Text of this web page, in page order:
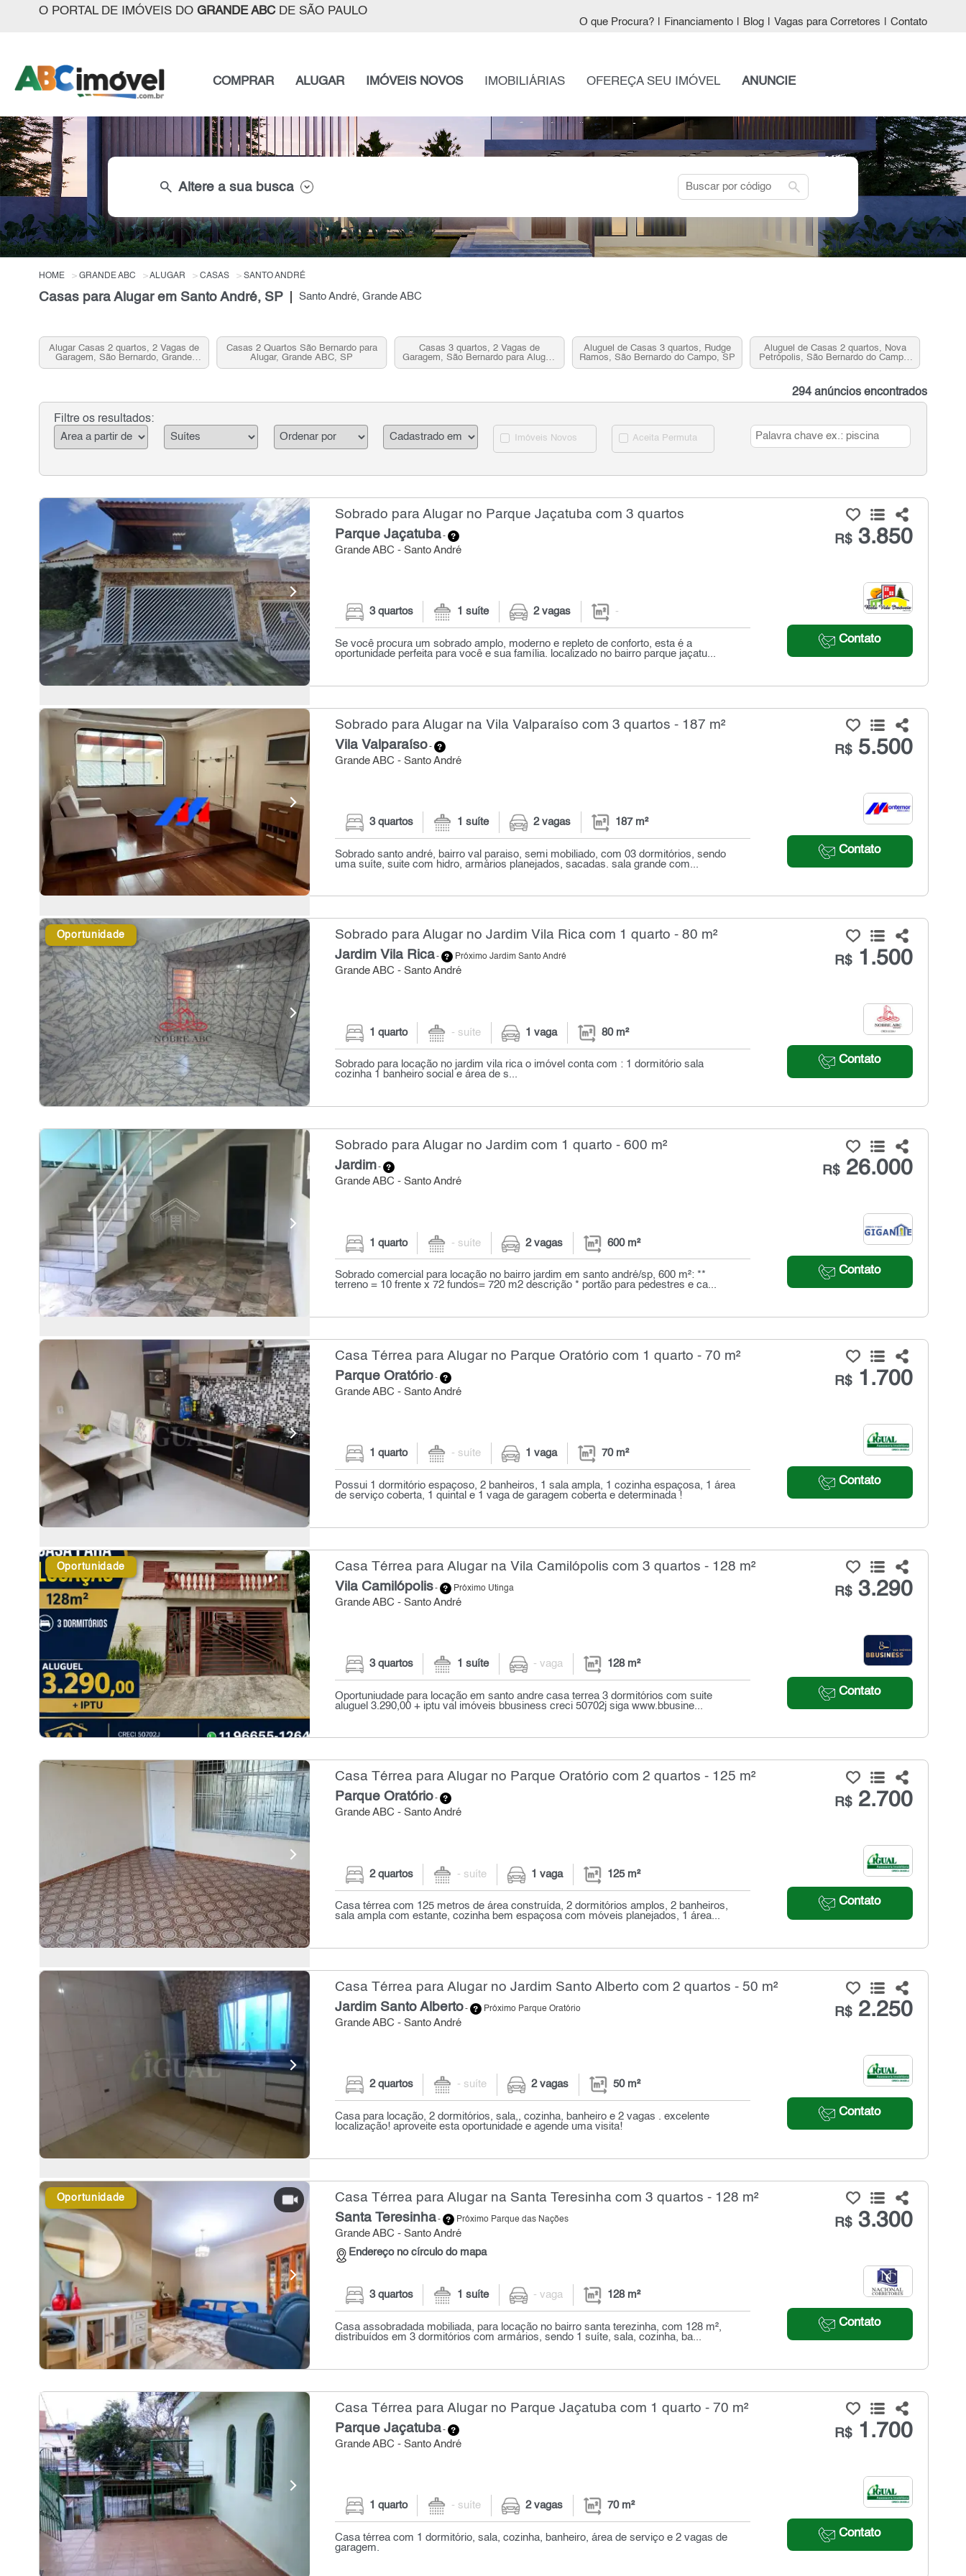
O PORTAL DE IMÓVEIS DO GRANDE ABCDE SÃO PAULO
O que Procura? Financiamento Blog Vagas para Corretores Contato
COMPRAR ALUGAR IMÓVEIS NOVOS IMOBILIÁRIAS OFEREÇA SEU IMÓVEL ANUNCIE
search Altere a sua busca search
HOME GRANDE ABC ALUGAR CASAS SANTO ANDRÉ
Casas para Alugar em Santo André, SP Santo André, Grande ABC
Alugar Casas 2 quartos, 2 Vagas de
Garagem, São Bernardo, Grande
ABC, SP
Casas 2 Quartos São Bernardo para
Alugar, Grande ABC, SP
Casas 3 quartos, 2 Vagas de
Garagem, São Bernardo para Alugar,
Grande ABC, SP
Aluguel de Casas 3 quartos, Rudge
Ramos, São Bernardo do Campo, SP
Aluguel de Casas 2 quartos, Nova
Petrópolis, São Bernardo do Campo,
SP
294 anúncios encontrados
Filtre os resultados:
Imóveis Novos Aceita Permuta
Sobrado para Alugar no Parque Jaçatuba com 3 quartos
Parque Jaçatuba-
Grande ABC - Santo André
R$3.850
Contato
3 quartos 1 suíte 2 vagas -
Se você procura um sobrado amplo, moderno e repleto de conforto, esta é a
oportunidade perfeita para você e sua família. localizado no bairro parque jaçatu...
Sobrado para Alugar na Vila Valparaíso com 3 quartos - 187 m²
Vila Valparaíso-
Grande ABC - Santo André
R$5.500
Contato
3 quartos 1 suíte 2 vagas 187 m²
Sobrado santo andré, bairro val paraiso, semi mobiliado, com 03 dormitórios, sendo
uma suíte, suite com hidro, armários planejados, sacadas. sala grande com...
Oportunidade Sobrado para Alugar no Jardim Vila Rica com 1 quarto - 80 m²
Jardim Vila Rica- Próximo Jardim Santo André
Grande ABC - Santo André
R$1.500
Contato
1 quarto - suíte 1 vaga 80 m²
Sobrado para locação no jardim vila rica o imóvel conta com : 1 dormitório sala
cozinha 1 banheiro social e área de s...
Sobrado para Alugar no Jardim com 1 quarto - 600 m²
Jardim-
Grande ABC - Santo André
R$26.000
Contato
1 quarto - suíte 2 vagas 600 m²
Sobrado comercial para locação no bairro jardim em santo andré/sp, 600 m²: **
terreno = 10 frente x 72 fundos= 720 m2 descrição * portão para pedestres e ca...
Casa Térrea para Alugar no Parque Oratório com 1 quarto - 70 m²
Parque Oratório-
Grande ABC - Santo André
R$1.700
Contato
1 quarto - suíte 1 vaga 70 m²
Possui 1 dormitório espaçoso, 2 banheiros, 1 sala ampla, 1 cozinha espaçosa, 1 área
de serviço coberta, 1 quintal e 1 vaga de garagem coberta e determinada !
Oportunidade Casa Térrea para Alugar na Vila Camilópolis com 3 quartos - 128 m²
Vila Camilópolis- Próximo Utinga
Grande ABC - Santo André
R$3.290
Contato
3 quartos 1 suíte - vaga 128 m²
Oportuniudade para locação em santo andre casa terrea 3 dormitórios com suite
aluguel 3.290,00 + iptu val imóveis bbusiness creci 50702j siga www.bbusine...
Casa Térrea para Alugar no Parque Oratório com 2 quartos - 125 m²
Parque Oratório-
Grande ABC - Santo André
R$2.700
Contato
2 quartos - suíte 1 vaga 125 m²
Casa térrea com 125 metros de área construída, 2 dormitórios amplos, 2 banheiros,
sala ampla com estante, cozinha bem espaçosa com móveis planejados, 1 área...
Casa Térrea para Alugar no Jardim Santo Alberto com 2 quartos - 50 m²
Jardim Santo Alberto- Próximo Parque Oratório
Grande ABC - Santo André
R$2.250
Contato
2 quartos - suíte 2 vagas 50 m²
Casa para locação, 2 dormitórios, sala,, cozinha, banheiro e 2 vagas . excelente
localização! aproveite esta oportunidade e agende uma visita!
Oportunidade Casa Térrea para Alugar na Santa Teresinha com 3 quartos - 128 m²
Santa Teresinha- Próximo Parque das Nações
Grande ABC - Santo André
Endereço no círculo do mapa
R$3.300
Contato
3 quartos 1 suíte - vaga 128 m²
Casa assobradada mobiliada, para locação no bairro santa terezinha, com 128 m²,
distribuídos em 3 dormitórios com armários, sendo 1 suíte, sala, cozinha, ba...
Casa Térrea para Alugar no Parque Jaçatuba com 1 quarto - 70 m²
Parque Jaçatuba-
Grande ABC - Santo André
R$1.700
Contato
1 quarto - suíte 2 vagas 70 m²
Casa térrea com 1 dormitório, sala, cozinha, banheiro, área de serviço e 2 vagas de
garagem.